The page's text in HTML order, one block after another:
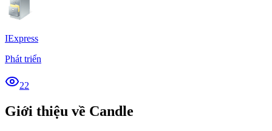
IExpress
Phát triển
22
Giới thiệu về Candle